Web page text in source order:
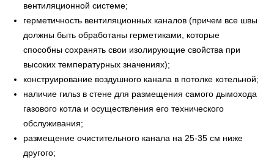
вентиляционной системе;
герметичность вентиляционных каналов (причем все швы
должны быть обработаны герметиками, которые
способны сохранять свои изолирующие свойства при
высоких температурных значениях);
конструирование воздушного канала в потолке котельной;
наличие гильз в стене для размещения самого дымохода
газового котла и осуществления его технического
обслуживания;
размещение очистительного канала на 25-35 см ниже
другого;